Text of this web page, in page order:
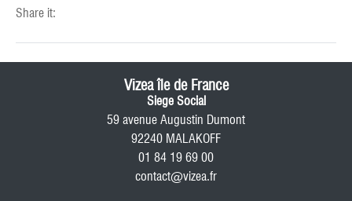
Share it:
Vizea île de France
Siege Social
59 avenue Augustin Dumont
92240 MALAKOFF
01 84 19 69 00
contact@vizea.fr